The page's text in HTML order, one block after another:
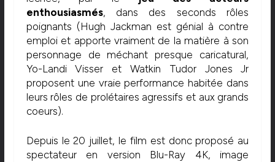
enthousiasmés, dans des seconds rôles
poignants (Hugh Jackman est génial à contre
emploi et apporte vraiment de la matière à son
personnage de méchant presque caricatural,
Yo-Landi Visser et Watkin Tudor Jones Jr
proposent une vraie performance habitée dans
leurs rôles de prolétaires agressifs et aux grands
coeurs).
Depuis le 20 juillet, le film est donc proposé au
spectateur en version Blu-Ray 4K, image